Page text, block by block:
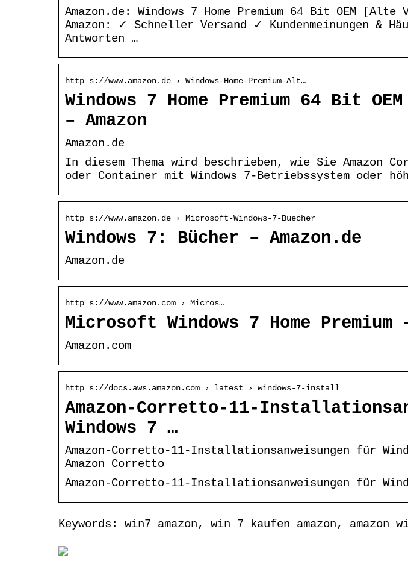
Amazon.de: Windows 7 Home Premium 64 Bit OEM
Amazon: ✓ Schneller Versand ✓ Kundenmeinungen &
Antworten …
http s://www.amazon.de › Windows-Home-Premium-Alt…
Windows 7 Home Premium 64 Bit
– Amazon
Amazon.de
In diesem Thema wird beschrieben, wie Sie Amazon
oder Container mit Windows 7-Betriebssystem oder
http s://www.amazon.de › Microsoft-Windows-7-Buecher
Windows 7: Bücher – Amazon.de
Amazon.de
http s://www.amazon.com › Micros…
Microsoft Windows 7 Home Premium
Amazon.com
http s://docs.aws.amazon.com › latest › windows-7-install
Amazon-Corretto-11-
Windows 7 …
Amazon-Corretto-11-Installationsanweisungen für
Amazon Corretto
Amazon-Corretto-11-Installationsanweisungen für
Keywords: win7 amazon, win 7 kaufen amazon, amazon